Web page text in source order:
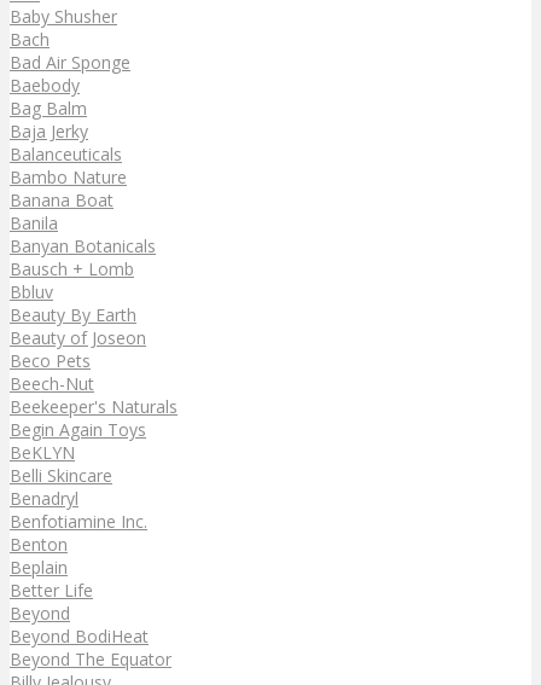
Baby Shusher
Bach
Bad Air Sponge
Baebody
Bag Balm
Baja Jerky
Balanceuticals
Bambo Nature
Banana Boat
Banila
Banyan Botanicals
Bausch + Lomb
Bbluv
Beauty By Earth
Beauty of Joseon
Beco Pets
Beech-Nut
Beekeeper's Naturals
Begin Again Toys
BeKLYN
Belli Skincare
Benadryl
Benfotiamine Inc.
Benton
Beplain
Better Life
Beyond
Beyond BodiHeat
Beyond The Equator